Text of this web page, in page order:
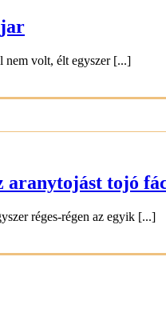
nem volt, élt egyszer [...]
aranytojást tojó
réges-régen az egyik [...]